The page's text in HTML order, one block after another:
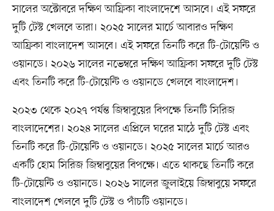
সালের অক্টোবরে দক্ষিণ আফ্রিকা বাংলাদেশে আসবে। এই সফরে
দুটি টেস্ট খেলবে তারা। ২০২৫ সালের মার্চে আবারও দক্ষিণ
আফ্রিকা বাংলাদেশ আসবে। এই সফরে তিনটি করে টি-টোয়েন্টি ও
ওয়ানডে। ২০২৬ সালের নভেম্বরে দক্ষিণ আফ্রিকা সফরে দুটি টেস্ট
এবং তিনটি করে টি-টোয়েন্টি ও ওয়ানডে খেলবে বাংলাদেশ।
২০২৩ থেকে ২০২৭ পর্যন্ত জিম্বাবুয়ের বিপক্ষে তিনটি সিরিজ
বাংলাদেশের। ২০২৪ সালের এপ্রিলে ঘরের মাঠে দুটি টেস্ট এবং
তিনটি করে টি-টোয়েন্টি ও ওয়ানডে। ২০২৫ সালের মার্চে আরও
একটি হোম সিরিজ জিম্বাবুয়ের বিপক্ষে। এতে থাকছে তিনটি করে
টি-টোয়েন্টি ও ওয়ানডে। ২০২৬ সালের জুলাইয়ে জিম্বাবুয়ে সফরে
বাংলাদেশ খেলবে দুটি টেস্ট ও পাঁচটি ওয়ানডে।